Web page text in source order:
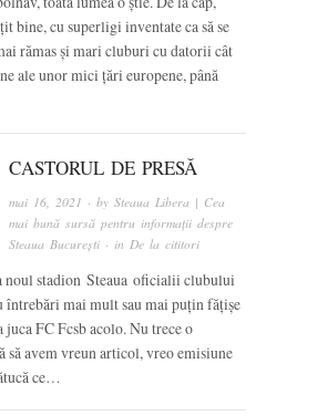
bine, cu superligi inventate ca să se
rămas și mari cluburi cu datorii cât
ale unor mici țări europene, până
CASTORUL DE PRESĂ
mai 16, 2021 · bySteaua Libera | Cea
mai bună sursă pentru informații despre
Steaua București · in De la cititori
noul stadion Steaua oficialii clubului
întrebări mai mult sau mai puțin fățișe
juca FC Fcsb acolo. Nu trece o
să avem vreun articol, vreo emisiune
ce…